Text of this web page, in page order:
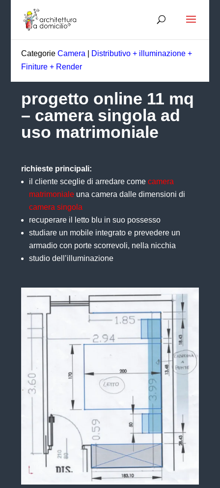
Categorie Camera
Distributivo + illuminazione +
Finiture + Render
progetto online 11 mq
– camera singola ad
uso matrimoniale
richieste principali:
il cliente sceglie di arredare come camera
matrimonialeuna camera dalle dimensioni di
camera singola
recuperare il letto blu in suo possesso
studiare un mobile integrato e prevedere un
armadio con porte scorrevoli, nella nicchia
studio dell’illuminazione